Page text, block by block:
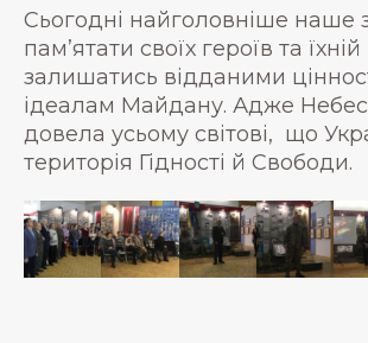
Сьогодні найголовніше наше
пам’ятати своїх героїв та
залишатись відданими
ідеалам Майдану. Адже
довела усьому світові, що
територія Гідності й Свободи.